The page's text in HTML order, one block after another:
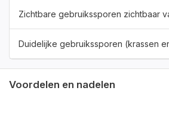
Zichtbare gebruikssporen zichtbaar
Duidelijke gebruikssporen (krassen
Voordelen en nadelen